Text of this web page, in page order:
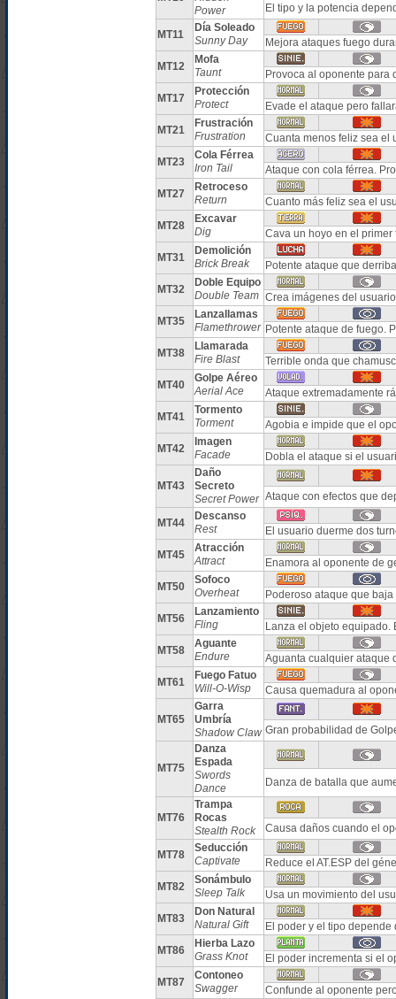
Power
El tipo y la potencia
MT11
Día Soleado
Sunny Day
Mejora ataques fuego
MT12
Mofa
Taunt
Provoca al oponente para
MT17
Protección
Protect
Evade el ataque pero
MT21
Frustración
Frustration
Cuanta menos feliz sea el
MT23
Cola Férrea
Iron Tail
Ataque con cola férrea.
MT27
Retroceso
Return
Cuanto más feliz sea el
MT28
Excavar
Dig
Cava un hoyo en el
MT31
Demolición
Brick Break
Potente ataque que
MT32
Doble Equipo
Double Team Crea imágenes del
MT35
Lanzallamas
Flamethrower Potente ataque de fuego.
MT38
Llamarada
Fire Blast
Terrible onda que
MT40
Golpe Aéreo
Aerial Ace
Ataque extremadamente
MT41
Tormento
Torment
Agobia e impide que el
MT42
Imagen
Facade
Dobla el ataque si el
MT43
Daño
Secreto
Secret Power Ataque con efectos que
MT44
Descanso
Rest
El usuario duerme dos
MT45
Atracción
Attract
Enamora al oponente de
MT50
Sofoco
Overheat
Poderoso ataque que baja
MT56
Lanzamiento
Fling
Lanza el objeto
MT58
Aguante
Endure
Aguanta cualquier ataque
MT61
Fuego Fatuo
Will-O-Wisp
Causa quemadura al
MT65
Garra
Umbría
Shadow Claw Gran probabilidad de
MT75
Danza
Espada
Swords
Dance
Danza de batalla que
MT76
Trampa
Rocas
Stealth Rock
Causa daños cuando el
MT78
Seducción
Captivate
Reduce el AT.ESP del
MT82
Sonámbulo
Sleep Talk
Usa un movimiento del
MT83
Don Natural
Natural Gift
El poder y el tipo
MT86
Hierba Lazo
Grass Knot
El poder incrementa si el
MT87
Contoneo
Swagger
Confunde al oponente